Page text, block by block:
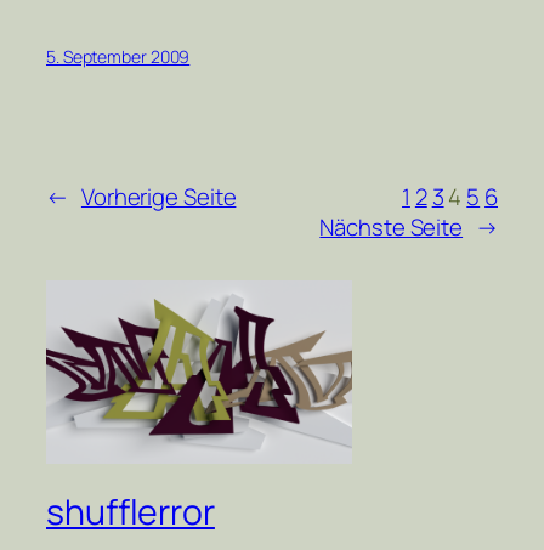
5. September 2009
← Vorherige Seite 1 2 34 5 6
Nächste Seite →
shufflerror